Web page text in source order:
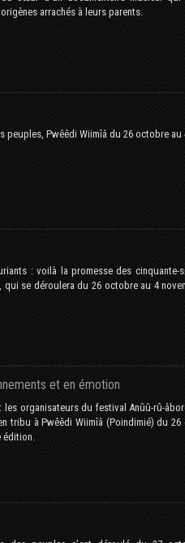
arrachés à leurs parents.
Pwêêdi Wiimîâ du 26 octobre au
: voilà la promesse des cinquante-
se déroulera du 26 octobre au 4
et en émotion
les organisateurs du festival Anûû-rû-
tribu à Pwêêdi Wiimîâ (Poindimié) du 26
édition.